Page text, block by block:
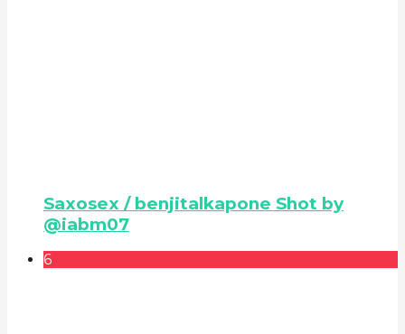
Saxosex / benjitalkapone Shot by
@iabm07
6